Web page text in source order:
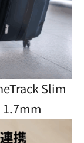
Slim
1.7mm